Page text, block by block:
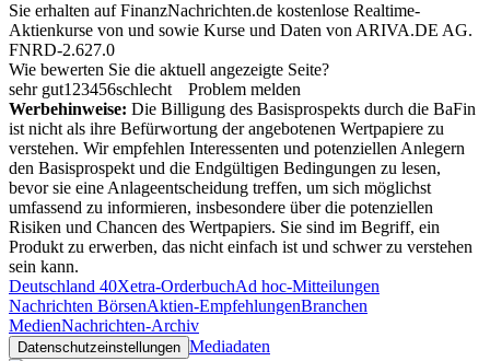
Sie erhalten auf FinanzNachrichten.de kostenlose Realtime-
Aktienkurse von und sowie Kurse und Daten von ARIVA.DE AG.
FNRD-2.627.0
Wie bewerten Sie die aktuell angezeigte Seite?
sehr gut1 23456schlecht
Problem melden
Werbehinweise: Die Billigung des Basisprospekts durch die BaFin
ist nicht als ihre Befürwortung der angebotenen Wertpapiere zu
verstehen. Wir empfehlen Interessenten und potenziellen Anlegern
den Basisprospekt und die Endgültigen Bedingungen zu lesen,
bevor sie eine Anlageentscheidung treffen, um sich möglichst
umfassend zu informieren, insbesondere über die potenziellen
Risiken und Chancen des Wertpapiers. Sie sind im Begriff, ein
Produkt zu erwerben, das nicht einfach ist und schwer zu verstehen
sein kann.
Deutschland 40Xetra-OrderbuchAd hoc-Mitteilungen
Nachrichten BörsenAktien-EmpfehlungenBranchen
MedienNachrichten-Archiv
Datenschutzeinstellungen Mediadaten